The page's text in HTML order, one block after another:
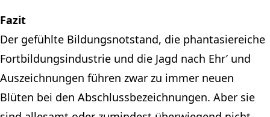
Fazit
Der gefühlte Bildungsnotstand, die phantasiereiche
Fortbildungsindustrie und die Jagd nach Ehr’ und
Auszeichnungen führen zwar zu immer neuen
Blüten bei den Abschlussbezeichnungen. Aber sie